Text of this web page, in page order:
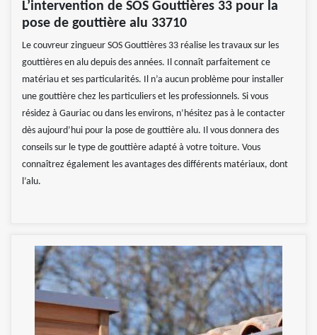
L’intervention de SOS Gouttières 33 pour la
pose de gouttière alu 33710
Le couvreur zingueur SOS Gouttières 33 réalise les travaux sur les
gouttières en alu depuis des années. Il connaît parfaitement ce
matériau et ses particularités. Il n’a aucun problème pour installer
une gouttière chez les particuliers et les professionnels. Si vous
résidez à Gauriac ou dans les environs, n’hésitez pas à le contacter
dès aujourd’hui pour la pose de gouttière alu. Il vous donnera des
conseils sur le type de gouttière adapté à votre toiture. Vous
connaîtrez également les avantages des différents matériaux, dont
l’alu.